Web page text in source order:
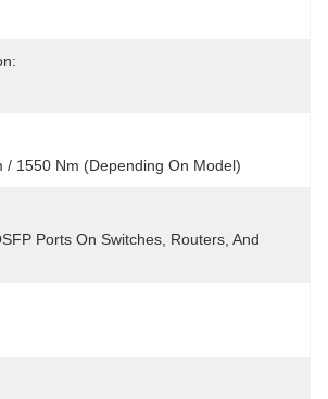
/ 1550 Nm (depending On Model)
Ports On Switches, Routers, And